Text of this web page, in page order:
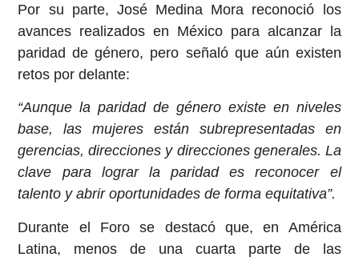
Por su parte, José Medina Mora reconoció los
avances realizados en México para alcanzar la
paridad de género, pero señaló que aún existen
retos por delante:
“Aunque la paridad de género existe en niveles
base, las mujeres están subrepresentadas en
gerencias, direcciones y direcciones generales. La
clave para lograr la paridad es reconocer el
talento y abrir oportunidades de forma equitativa”.
Durante el Foro se destacó que, en América
Latina, menos de una cuarta parte de las